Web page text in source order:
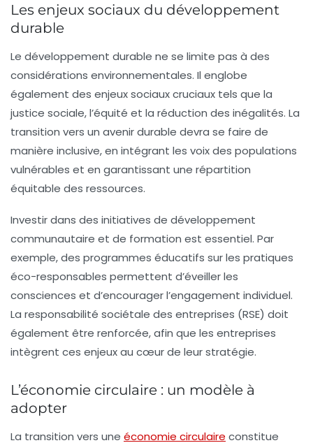
Les enjeux sociaux du développement
durable
Le développement durable ne se limite pas à des
considérations environnementales. Il englobe
également des enjeux sociaux cruciaux tels que la
justice sociale, l’équité et la réduction des inégalités. La
transition vers un avenir durable devra se faire de
manière inclusive, en intégrant les voix des populations
vulnérables et en garantissant une répartition
équitable des ressources.
Investir dans des initiatives de développement
communautaire et de formation est essentiel. Par
exemple, des programmes éducatifs sur les pratiques
éco-responsables permettent d’éveiller les
consciences et d’encourager l’engagement individuel.
La responsabilité sociétale des entreprises (RSE) doit
également être renforcée, afin que les entreprises
intègrent ces enjeux au cœur de leur stratégie.
L’économie circulaire : un modèle à
adopter
La transition vers une économie circulaire constitue